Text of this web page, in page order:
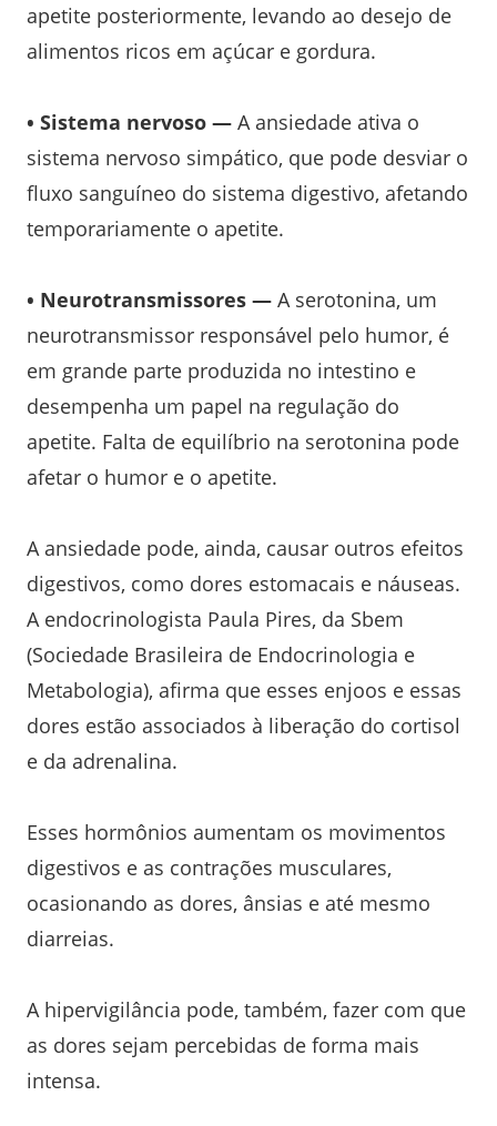
apetite posteriormente, levando ao desejo de
alimentos ricos em açúcar e gordura.
• Sistema nervoso — A ansiedade ativa o
sistema nervoso simpático, que pode desviar o
fluxo sanguíneo do sistema digestivo, afetando
temporariamente o apetite.
• Neurotransmissores — A serotonina, um
neurotransmissor responsável pelo humor, é
em grande parte produzida no intestino e
desempenha um papel na regulação do
apetite. Falta de equilíbrio na serotonina pode
afetar o humor e o apetite.
A ansiedade pode, ainda, causar outros efeitos
digestivos, como dores estomacais e náuseas.
A endocrinologista Paula Pires, da Sbem
(Sociedade Brasileira de Endocrinologia e
Metabologia), afirma que esses enjoos e essas
dores estão associados à liberação do cortisol
e da adrenalina.
Esses hormônios aumentam os movimentos
digestivos e as contrações musculares,
ocasionando as dores, ânsias e até mesmo
diarreias.
A hipervigilância pode, também, fazer com que
as dores sejam percebidas de forma mais
intensa.